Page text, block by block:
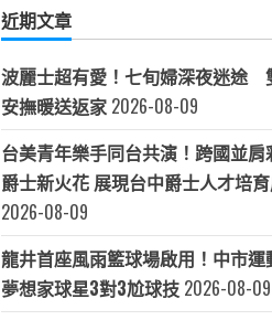
近期文章
波麗士超有愛！七旬婦深夜迷途
安撫暖送返家 2026-08-09
台美青年樂手同台共演！跨國並肩
爵士新火花 展現台中爵士人才培
2026-08-09
龍井首座風雨籃球場啟用！中市運
夢想家球星3對3尬球技 2026-08-09